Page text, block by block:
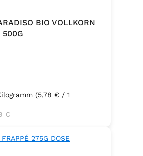
BIO VOLLKORN
500G
(5,78 € / 1
Preis:
€